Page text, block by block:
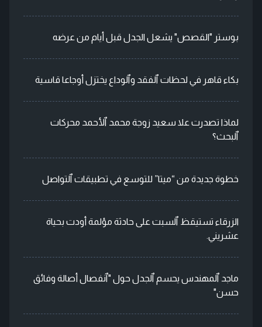
بوستر "القصص" يشعل الجدل قبل أيام من عرضه
بكاء قاهر في لحظات ٱلفقد وٱلوداع يختزل أوجاعا قاسية
لماذا تصدرت علا سعيد زوجة محمد ٱلأحمد محركات
ٱلبحث؟
خطوة جديدة من “ميتا” للتوسع في تطبيقات ٱلتواصل
الزرقاء تستيقظ ٱلسبت على حادثة مؤلمة أودت بحياة
عشريني.
ماجد ٱلمهندس يحسم ٱلجدل حول "ٱنفصال أصالة وفائق
حسن"